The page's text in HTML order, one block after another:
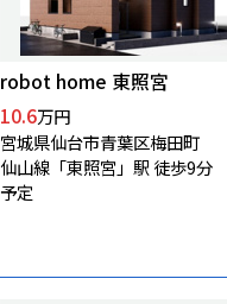
robot home 東照宮
10.6万円
宮城県仙台市青葉区梅田町
仙山線「東照宮」駅 徒歩9分
予定